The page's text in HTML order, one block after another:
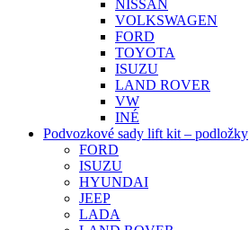
NISSAN
VOLKSWAGEN
FORD
TOYOTA
ISUZU
LAND ROVER
VW
INÉ
Podvozkové sady lift kit – podložky
FORD
ISUZU
HYUNDAI
JEEP
LADA